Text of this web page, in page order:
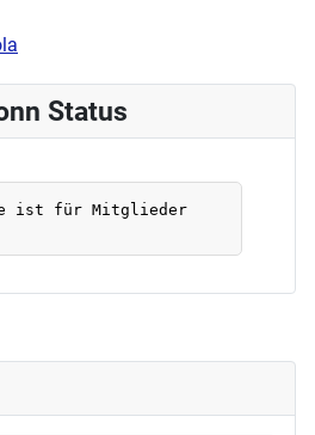
Was ist das?
Status